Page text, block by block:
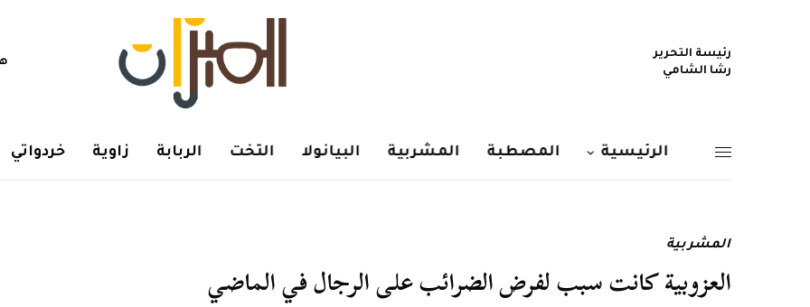
رئيسة التحرير
رشا الشامي
الرئيسية المصطبة المشربية البيانولا التخت الربابة زاوية خردواتي
المشربية
العزوبية كانت سبب لفرض الضرائب على الرجال في الماضي